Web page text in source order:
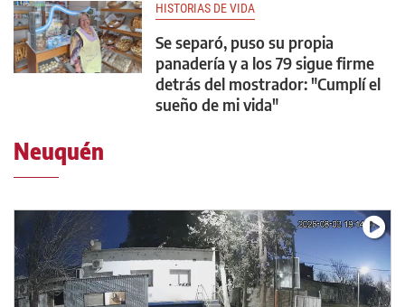
HISTORIAS DE VIDA
Se separó, puso su propia
panadería y a los 79 sigue firme
detrás del mostrador: "Cumplí el
sueño de mi vida"
Neuquén